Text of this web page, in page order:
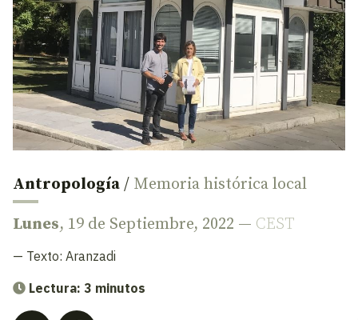
Antropología / Memoria histórica local
Lunes, 19 de Septiembre, 2022 — CEST
— Texto: Aranzadi
Lectura: 3 minutos